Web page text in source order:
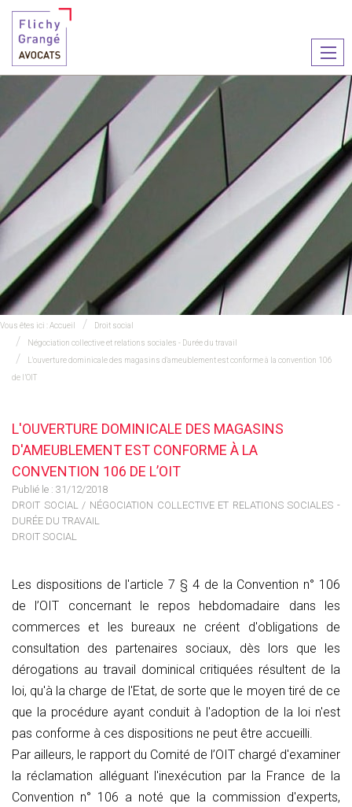
le
Vous êtes ici :Accueil
Droit social
Négociation collective et relations sociales - Durée du travail
L'ouverture dominicale des magasins d'ameublement est conforme à la convention 106
de l’OIT
L'OUVERTURE DOMINICALE DES MAGASINS
D'AMEUBLEMENT EST CONFORME À LA
CONVENTION 106 DE L’OIT
Publié le : 31/12/2018
DROIT SOCIAL/ NÉGOCIATION COLLECTIVE ET RELATIONS SOCIALES -
DURÉE DU TRAVAIL
DROIT SOCIAL
Les dispositions de l'article 7 § 4 de la Convention n° 106
de l’OIT concernant le repos hebdomadaire dans les
commerces et les bureaux ne créent d'obligations de
consultation des partenaires sociaux, dès lors que les
dérogations au travail dominical critiquées résultent de la
loi, qu'à la charge de l'Etat, de sorte que le moyen tiré de ce
que la procédure ayant conduit à l'adoption de la loi n'est
pas conforme à ces dispositions ne peut être accueilli.
Par ailleurs, le rapport du Comité de l’OIT chargé d'examiner
la réclamation alléguant l'inexécution par la France de la
Convention n° 106 a noté que la commission d'experts,